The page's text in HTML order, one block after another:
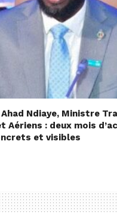
Ahad Ndiaye, Ministre
Aériens : deux mois
et visibles